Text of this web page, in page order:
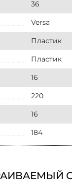
36
Versa
Пластик
Пластик
16
220
16
184